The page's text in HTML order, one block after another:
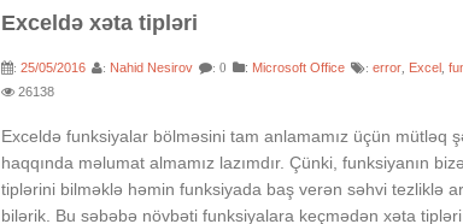
Exceldə xəta tipləri
:25/05/2016 : Nahid Nesirov : 0 : Microsoft Office :error Excel ,
26138
Exceldə funksiyalar bölməsini tam anlamamız üçün mütləq
haqqında məlumat almamız lazımdır. Çünki, funksiyanın
tiplərini bilməklə həmin funksiyada baş verən səhvi tezliklə
bilərik. Bu səbəbə növbəti funksiyalara keçmədən xəta tipləri